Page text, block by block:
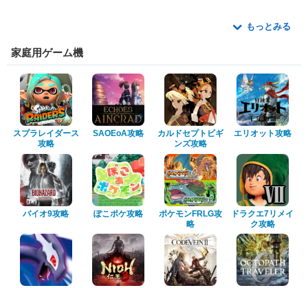
もっとみる
家庭用ゲーム機
スプラレイダース
攻略
SAOEoA攻略
カルドセプトビギ
ンズ攻略
エリオット攻略
バイオ9攻略 ぽこポケ攻略
ポケモンFRLG攻
略
ドラクエ7リメイ
ク攻略